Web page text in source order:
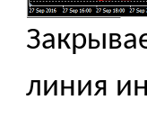
линия